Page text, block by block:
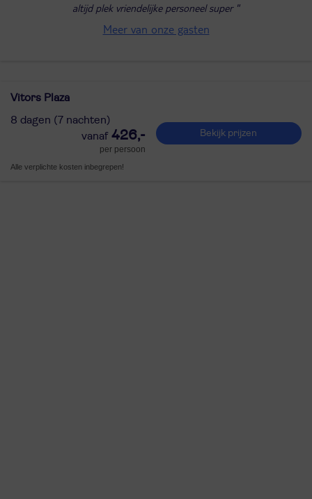
altijd plek vriendelijke personeel super
Meer van onze gasten
Vitors Plaza
8 dagen (7 nachten)
426,-
per persoon
Bekijk prijzen
Alle verplichte kosten inbegrepen!